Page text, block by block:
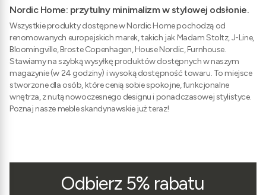
Nordic Home: przytulny minimalizm w stylowej odsłonie.
Wszystkie produkty dostępne w Nordic Home pochodzą od
renomowanych europejskich marek, takich jak Madam Stoltz, J-Line,
Bloomingville, Broste Copenhagen, House Nordic, Furnhouse.
Stawiamy na szybką wysyłkę produktów dostępnych w naszym
magazynie (w 24 godziny) i wysoką dostępność towaru. To miejsce
stworzone dla osób, które cenią sobie spokojne, funkcjonalne
wnętrza, z nutą nowoczesnego designu i ponadczasowej stylistyce.
Poznaj nasze meble skandynawskie już teraz!
Odbierz 5% rabatu